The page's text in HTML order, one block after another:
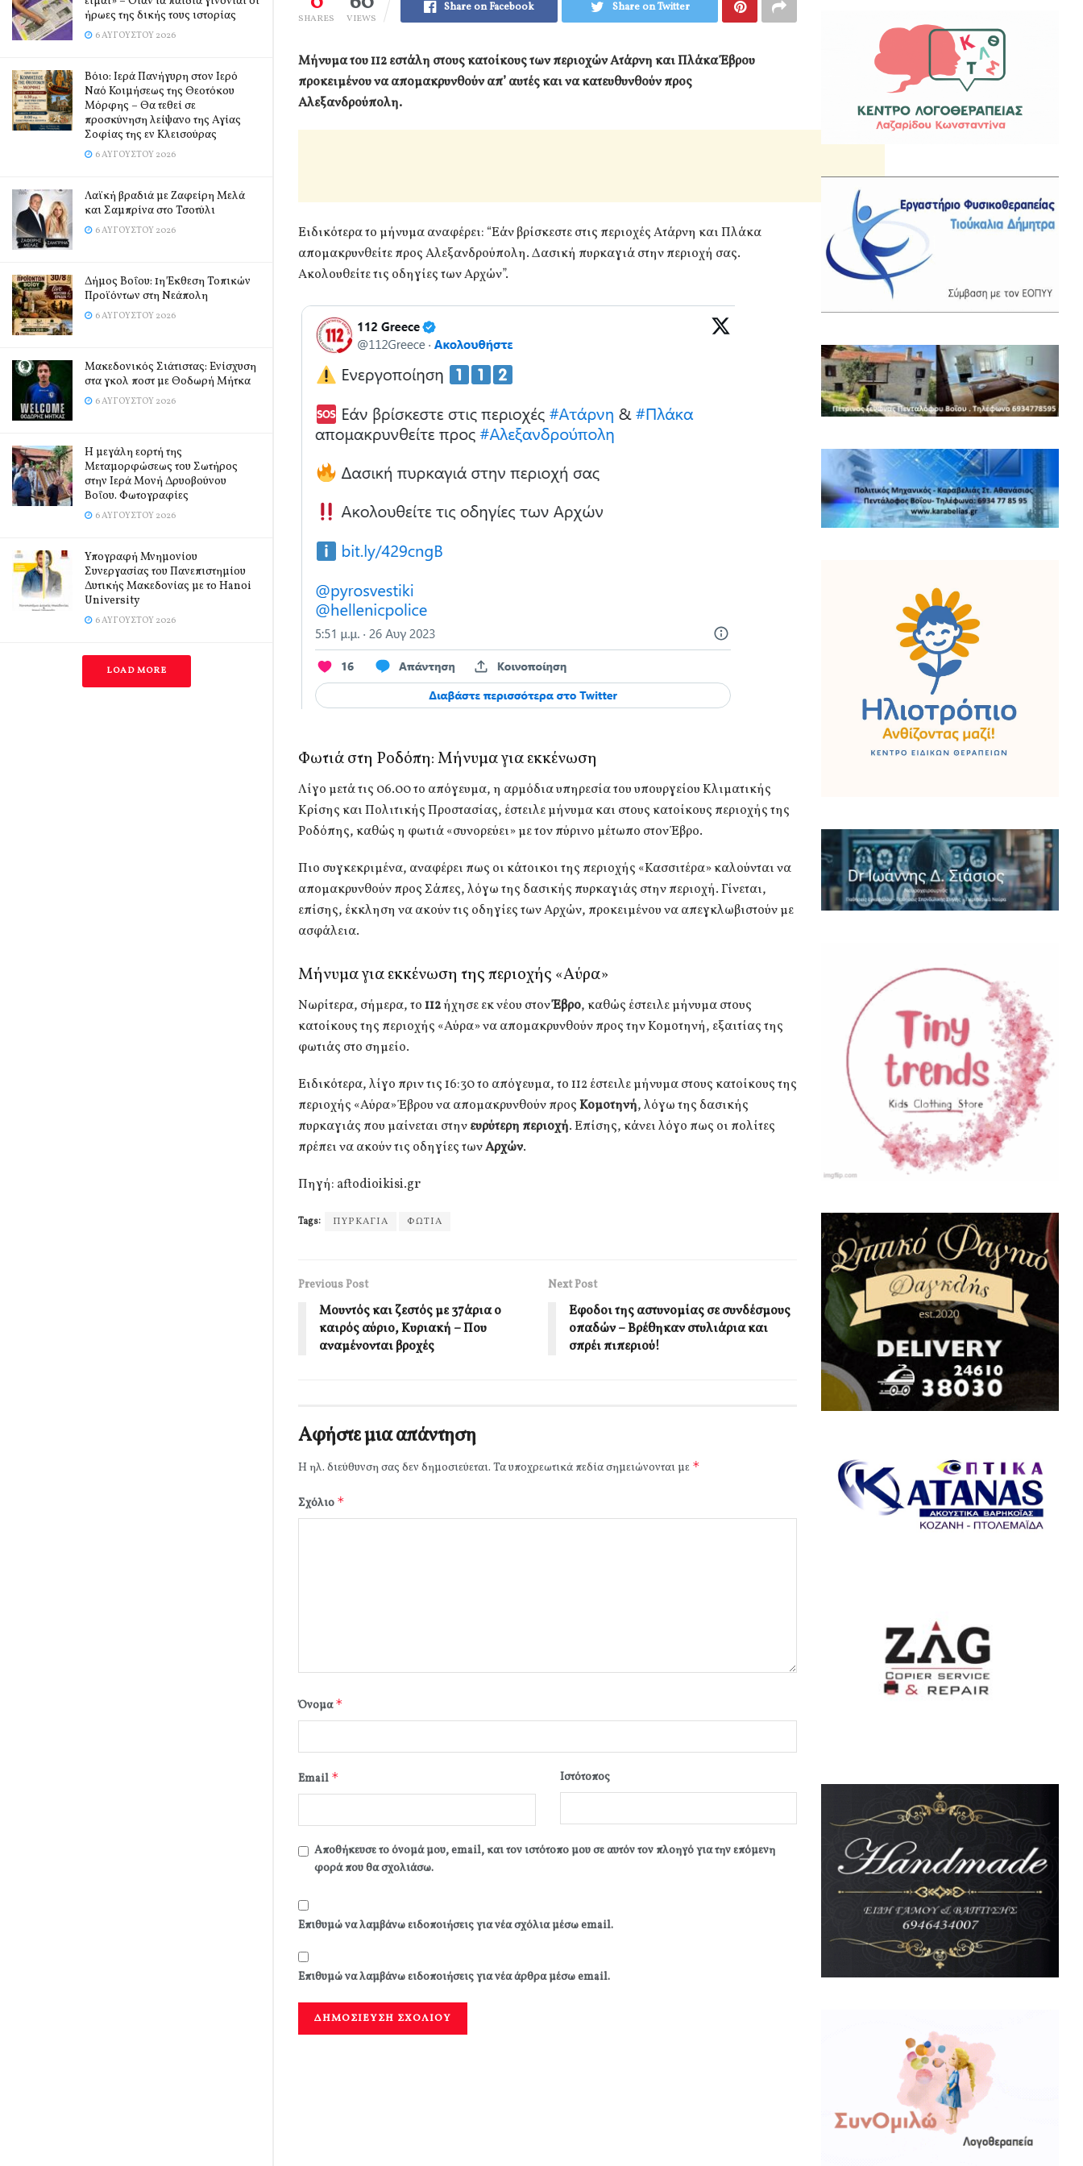
ήρωες της δικής τους ιστορίας
6 ΑΥΓΟΎΣΤΟΥ 2026
Βόιο: Ιερά Πανήγυρη στον Ιερό
Ναό Κοιμήσεως της Θεοτόκου
Μόρφης – Θα τεθεί σε
προσκύνηση λείψανο της Αγίας
Σοφίας της εν Κλεισούρας
6 ΑΥΓΟΎΣΤΟΥ 2026
Λαϊκή βραδιά με Ζαφείρη Μελά
και Σαμπρίνα στο Τσοτύλι
6 ΑΥΓΟΎΣΤΟΥ 2026
Δήμος Βοΐου: 1η Έκθεση Τοπικών
Προϊόντων στη Νεάπολη
6 ΑΥΓΟΎΣΤΟΥ 2026
Μακεδονικός Σιάτιστας: Ενίσχυση
στα γκολ ποστ με Θοδωρή Μήτκα
6 ΑΥΓΟΎΣΤΟΥ 2026
Η μεγάλη εορτή της
Μεταμορφώσεως του Σωτήρος
στην Ιερά Μονή Δρυοβούνου
Βοΐου. Φωτογραφίες
6 ΑΥΓΟΎΣΤΟΥ 2026
Υπογραφή Μνημονίου
Συνεργασίας του Πανεπιστημίου
Δυτικής Μακεδονίας με το Hanoi
University
6 ΑΥΓΟΎΣΤΟΥ 2026
LOAD MORE
SHARES VIEWS
Share on Facebook Share on Twitter
Μήνυμα του 112 εστάλη στους κατοίκους των περιοχών Ατάρνη και Πλάκα Έβρου
προκειμένου να απομακρυνθούν απ’ αυτές και να κατευθυνθούν προς
Αλεξανδρούπολη.
Ειδικότερα το μήνυμα αναφέρει: “Εάν βρίσκεστε στις περιοχές Ατάρνη και Πλάκα
απομακρυνθείτε προς Αλεξανδρούπολη. Δασική πυρκαγιά στην περιοχή σας.
Ακολουθείτε τις οδηγίες των Αρχών”.
Φωτιά στη Ροδόπη: Μήνυμα για εκκένωση
Λίγο μετά τις 06.00 το απόγευμα, η αρμόδια υπηρεσία του υπουργείου Κλιματικής
Κρίσης και Πολιτικής Προστασίας, έστειλε μήνυμα και στους κατοίκους περιοχής της
Ροδόπης, καθώς η φωτιά «συνορεύει» με τον πύρινο μέτωπο στον Έβρο.
Πιο συγκεκριμένα, αναφέρει πως οι κάτοικοι της περιοχής «Κασσιτέρα» καλούνται να
απομακρυνθούν προς Σάπες, λόγω της δασικής πυρκαγιάς στην περιοχή. Γίνεται,
επίσης, έκκληση να ακούν τις οδηγίες των Αρχών, προκειμένου να απεγκλωβιστούν με
ασφάλεια.
Μήνυμα για εκκένωση της περιοχής «Αύρα»
Νωρίτερα, σήμερα, το112ήχησε εκ νέου στονΈβρο, καθώς έστειλε μήνυμα στους
κατοίκους της περιοχής «Αύρα» να απομακρυνθούν προς την Κομοτηνή, εξαιτίας της
φωτιάς στο σημείο.
Ειδικότερα, λίγο πριν τις 16:30 το απόγευμα, το 112 έστειλε μήνυμα στους κατοίκους της
περιοχής «Αύρα» Έβρου να απομακρυνθούν προςΚομοτηνή, λόγω της δασικής
πυρκαγιάς που μαίνεται στηνευρύτερη περιοχή. Επίσης, κάνει λόγο πως οι πολίτες
πρέπει να ακούν τις οδηγίες τωνΑρχών.
Πηγή: aftodioikisi.gr
Tags: ΠΥΡΚΑΓΙΑ ΦΩΤΙΑ
Previous Post
Μουντός και ζεστός με 37άρια ο
καιρός αύριο, Κυριακή – Που
αναμένονται βροχές
Next Post
Εφοδοι της αστυνομίας σε συνδέσμους
οπαδών – Βρέθηκαν στυλιάρια και
σπρέι πιπεριού!
Αφήστε μια απάντηση
Η ηλ. διεύθυνση σας δεν δημοσιεύεται. Τα υποχρεωτικά πεδία σημειώνονται με *
Σχόλιο *
Όνομα*
Email * Ιστότοπος
Αποθήκευσε το όνομά μου, email, και τον ιστότοπο μου σε αυτόν τον πλοηγό για την επόμενη
φορά που θα σχολιάσω.
Επιθυμώ να λαμβάνω ειδοποιήσεις για νέα σχόλια μέσω email.
Επιθυμώ να λαμβάνω ειδοποιήσεις για νέα άρθρα μέσω email.